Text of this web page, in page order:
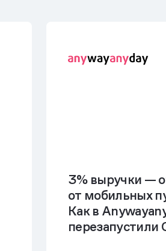
3% выручки —
от мобильных
Как в
перезапустили